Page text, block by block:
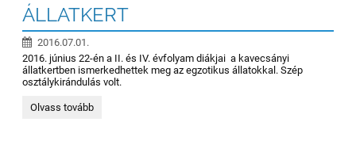
ÁLLATKERT
2016.07.01.
2016. június 22-én a II. és IV. évfolyam diákjai a kavecsányi
állatkertben ismerkedhettek meg az egzotikus állatokkal. Szép
osztálykirándulás volt.
ÁLLATKERT:
Olvass tovább